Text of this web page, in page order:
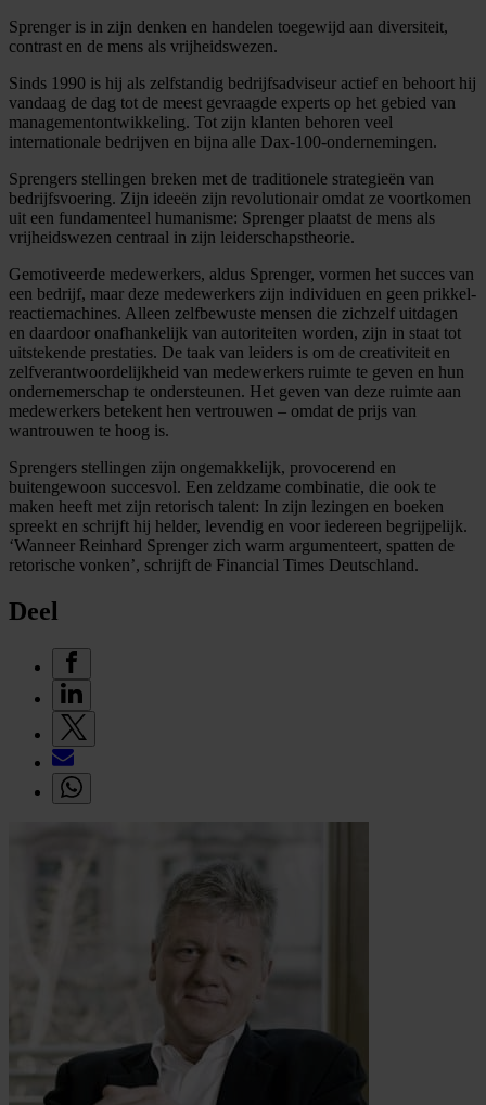
Sprenger is in zijn denken en handelen toegewijd aan diversiteit,
contrast en de mens als vrijheidswezen.
Sinds 1990 is hij als zelfstandig bedrijfsadviseur actief en behoort hij
vandaag de dag tot de meest gevraagde experts op het gebied van
managementontwikkeling. Tot zijn klanten behoren veel
internationale bedrijven en bijna alle Dax-100-ondernemingen.
Sprengers stellingen breken met de traditionele strategieën van
bedrijfsvoering. Zijn ideeën zijn revolutionair omdat ze voortkomen
uit een fundamenteel humanisme: Sprenger plaatst de mens als
vrijheidswezen centraal in zijn leiderschapstheorie.
Gemotiveerde medewerkers, aldus Sprenger, vormen het succes van
een bedrijf, maar deze medewerkers zijn individuen en geen prikkel-
reactiemachines. Alleen zelfbewuste mensen die zichzelf uitdagen
en daardoor onafhankelijk van autoriteiten worden, zijn in staat tot
uitstekende prestaties. De taak van leiders is om de creativiteit en
zelfverantwoordelijkheid van medewerkers ruimte te geven en hun
ondernemerschap te ondersteunen. Het geven van deze ruimte aan
medewerkers betekent hen vertrouwen – omdat de prijs van
wantrouwen te hoog is.
Sprengers stellingen zijn ongemakkelijk, provocerend en
buitengewoon succesvol. Een zeldzame combinatie, die ook te
maken heeft met zijn retorisch talent: In zijn lezingen en boeken
spreekt en schrijft hij helder, levendig en voor iedereen begrijpelijk.
‘Wanneer Reinhard Sprenger zich warm argumenteert, spatten de
retorische vonken’, schrijft de Financial Times Deutschland.
Deel